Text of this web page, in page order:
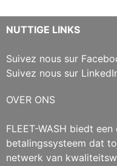
NUTTIGE LINKS
Suivez nous sur
Suivez nous sur
OVER ONS
FLEET-WASH biedt
betalingssysteem dat
netwerk van